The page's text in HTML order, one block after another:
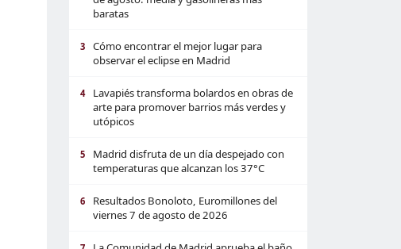
baratas
3
Cómo encontrar el mejor lugar para
observar el eclipse en Madrid
4
Lavapiés transforma bolardos en obras de
arte para promover barrios más verdes y
utópicos
5
Madrid disfruta de un día despejado con
temperaturas que alcanzan los 37°C
6
Resultados Bonoloto, Euromillones del
viernes 7 de agosto de 2026